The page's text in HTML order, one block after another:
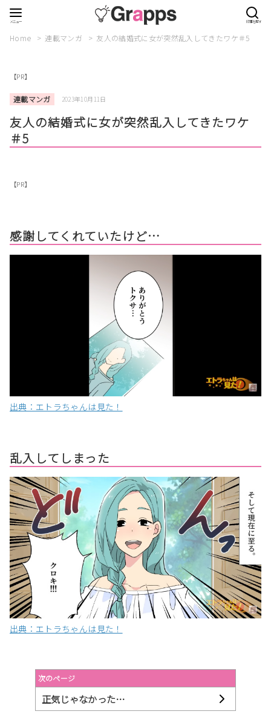
Home 連載マンガ 友人の結婚式に女が突然乱入してきたワケ＃5
【PR】
連載マンガ 2023年10月11日
友人の結婚式に女が突然乱入してきたワケ
＃5
【PR】
感謝してくれていたけど…
出典：エトラちゃんは見た！
乱入してしまった
出典：エトラちゃんは見た！
次のページ
正気じゃなかった…